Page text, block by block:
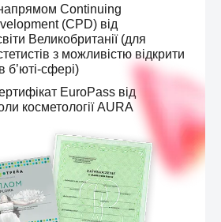
Continuing
(CPD) від
Великобританії (для
з можливістю відкрити
б’юті-сфері)
EuroPass від
косметології AURA